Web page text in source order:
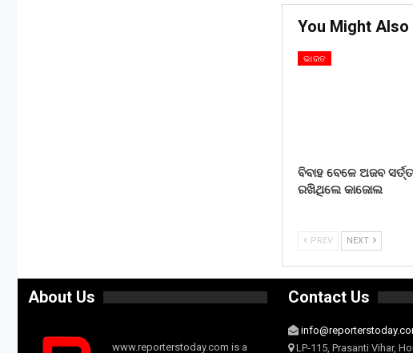
You Might Also
ଭାରତ
ବିବାହ ବେଳେ ଅଜବ ସର୍ତ୍ତ
ରଖିଥିଲେ କାଜୋଲ
PREV NEXT
About Us
www.reporterstoday.com is a
Contact Us
LP-115, Prasanti Vihar,